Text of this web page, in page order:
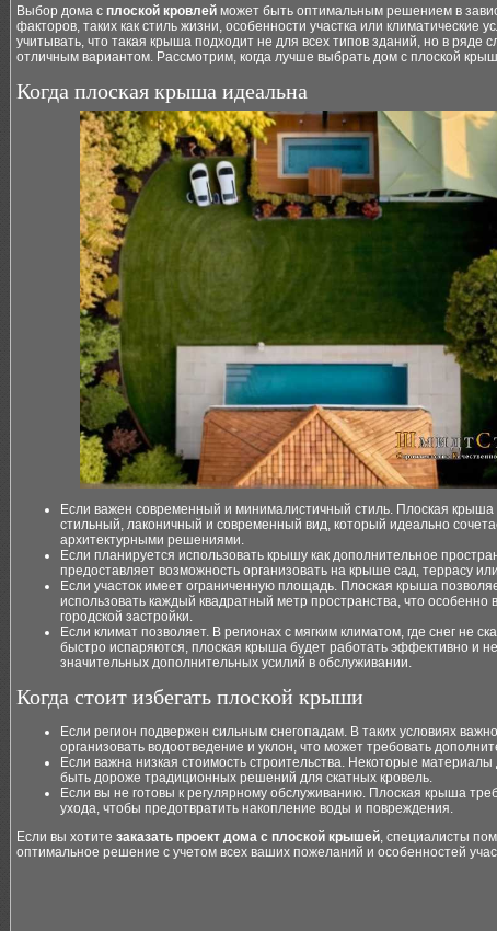
Выбор дома с плоской кровлей может быть оптимальным решением в
факторов, таких как стиль жизни, особенности участка или климатические
учитывать, что такая крыша подходит не для всех типов зданий, но в ряде
отличным вариантом. Рассмотрим, когда лучше выбрать дом с плоской
Когда плоская крыша идеальна
Если важен современный и минималистичный стиль. Плоская
стильный, лаконичный и современный вид, который идеально
архитектурными решениями.
Если планируется использовать крышу как дополнительное
предоставляет возможность организовать на крыше сад, террасу
Если участок имеет ограниченную площадь. Плоская крыша
использовать каждый квадратный метр пространства, что особенно
городской застройки.
Если климат позволяет. В регионах с мягким климатом, где снег не
быстро испаряются, плоская крыша будет работать эффективно и
значительных дополнительных усилий в обслуживании.
Когда стоит избегать плоской крыши
Если регион подвержен сильным снегопадам. В таких условиях
организовать водоотведение и уклон, что может требовать
Если важна низкая стоимость строительства. Некоторые
быть дороже традиционных решений для скатных кровель.
Если вы не готовы к регулярному обслуживанию. Плоская крыша
ухода, чтобы предотвратить накопление воды и повреждения.
Если вы хотите заказать проект дома с плоской крышей, специалисты
оптимальное решение с учетом всех ваших пожеланий и особенностей